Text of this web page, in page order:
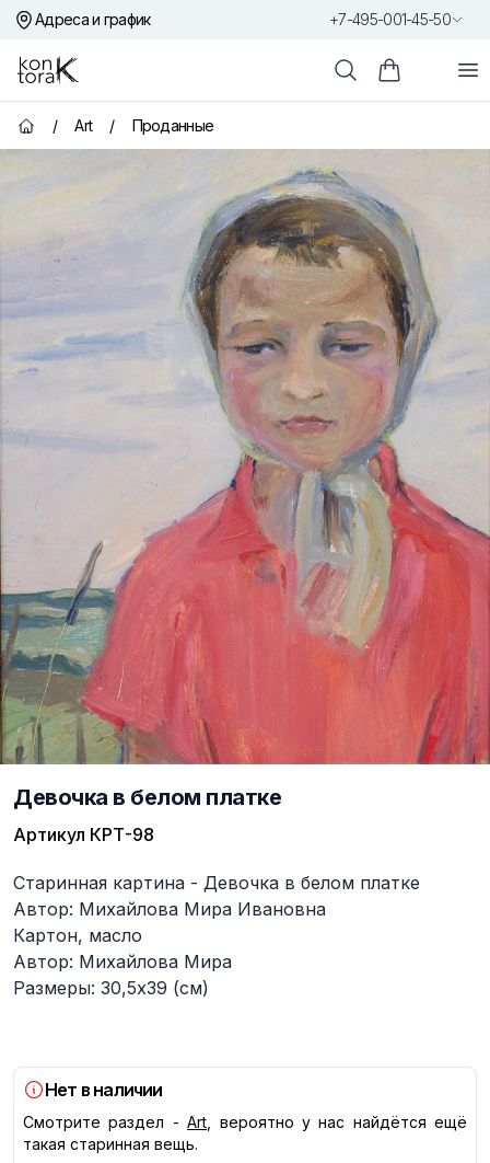
Адреса и график +7-495-001-45-50
Контора К
ПоискКорзина
Главная страница
/ Art / Проданные
Девочка в белом платке
Артикул КРТ-98
Описание
Старинная картина - Девочка в белом платке
Автор: Михайлова Мира Ивановна
Картон, масло
Автор: Михайлова Мира
Размеры: 30,5х39 (см)
Нет в наличии
Смотрите раздел - Art , вероятно у нас найдётся ещё
такая старинная вещь.